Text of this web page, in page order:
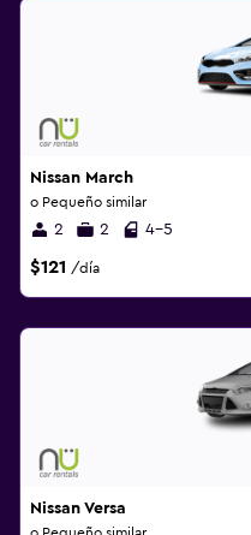
Nissan March
o Pequeño similar
2 2 4-5
$121 /día
Nissan Versa